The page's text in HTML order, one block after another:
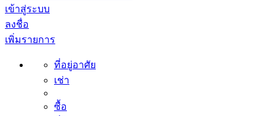
เข้าสู่ระบบ
ลงชื่อ
เพิ่มรายการ
ที่อยู่อาศัย
เช่า
ซื้อ